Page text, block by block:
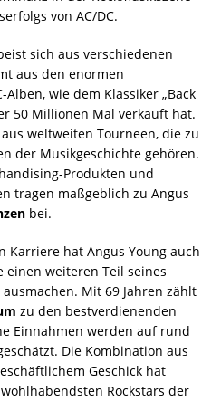
von AC/DC.
sich aus verschiedenen
aus den enormen
wie dem Klassiker „Back
50 Millionen Mal verkauft hat.
weltweiten Tourneen, die zu
der Musikgeschichte gehören.
Produkten und
tragen maßgeblich zu Angus
bei.
Karriere hat Angus Young auch
weiteren Teil seines
ausmachen. Mit 69 Jahren zählt
zu den bestverdienenden
Einnahmen werden auf rund
Die Kombination aus
Geschick hat
Rockstars der